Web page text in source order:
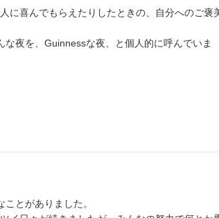
に喜んでもらえたりしたときの、自分へのご褒
夜を、Guinnessな夜、と個人的に呼んでいま
とがありました。